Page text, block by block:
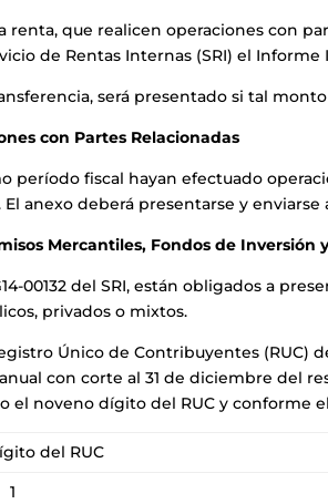
renta, que realicen operaciones con
de Rentas Internas (SRI) el
será presentado si tal
con Partes Relacionadas
período fiscal hayan efectuado
anexo deberá presentarse y
Mercantiles, Fondos de Inversión
00132 del SRI, están obligados a
privados o mixtos.
Único de Contribuyentes
con corte al 31 de diciembre del
el noveno dígito del RUC y conforme
del RUC
1